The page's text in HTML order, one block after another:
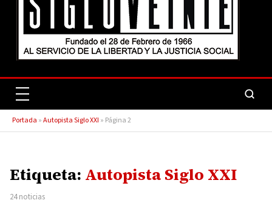
Portada »Autopista Siglo XXI » Página 2
Etiqueta: Autopista Siglo XXI
24 noticias